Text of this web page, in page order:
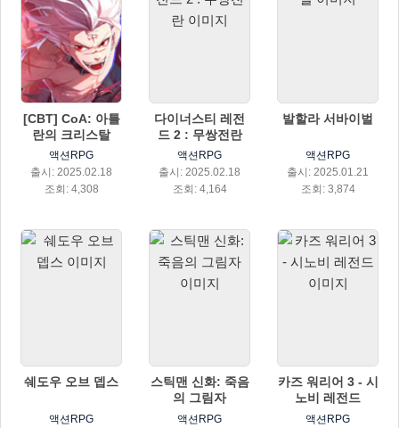
[CBT] CoA: 아틀
란의 크리스탈
액션RPG
출시: 2025.02.18
조회: 4,308
다이너스티 레전
드 2 : 무쌍전란
액션RPG
출시: 2025.02.18
조회: 4,164
발할라 서바이벌
액션RPG
출시: 2025.01.21
조회: 3,874
쉐도우 오브 뎁스
액션RPG
스틱맨 신화: 죽음
의 그림자
액션RPG
카즈 워리어 3 - 시
노비 레전드
액션RPG